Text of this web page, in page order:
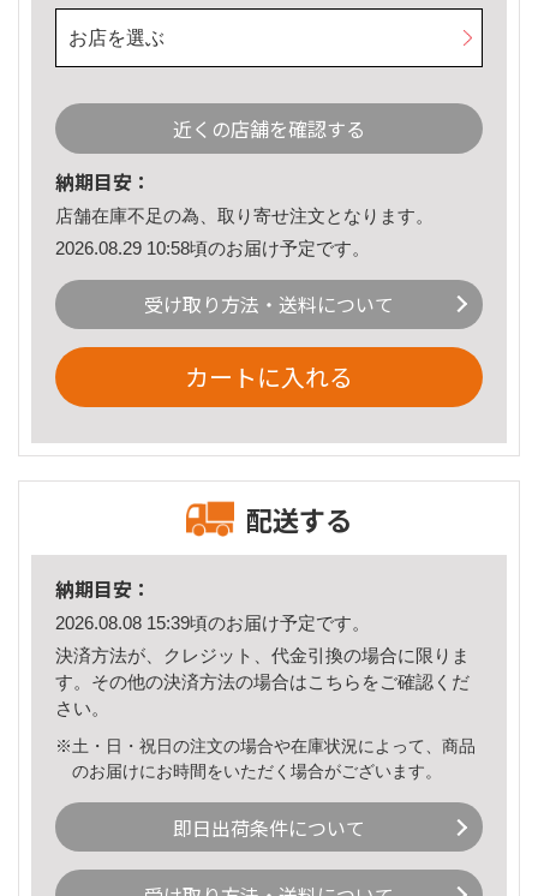
お店を選ぶ
近くの店舗を確認する
納期目安：
店舗在庫不足の為、取り寄せ注文となります。
2026.08.29 10:58頃のお届け予定です。
受け取り方法・送料について
カートに入れる
配送する
納期目安：
2026.08.08 15:39頃のお届け予定です。
決済方法が、クレジット、代金引換の場合に限りま
す。その他の決済方法の場合はこちら をご確認くだ
さい。
※土・日・祝日の注文の場合や在庫状況によって、商品
のお届けにお時間をいただく場合がございます。
即日出荷条件について